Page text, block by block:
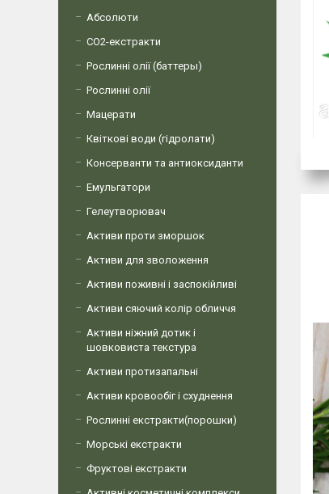
Абсолюти
СО2-екстракти
Рослинні олії (баттеры)
Рослинні олії
Мацерати
Квіткові води (гідролати)
Консерванти та антиоксиданти
Емульгатори
Гелеутворювач
Активи проти зморшок
Активи для зволоження
Активи поживні і заспокійливі
Активи сяючий колір обличчя
Активи ніжний дотик і
шовковиста текстура
Активи протизапальні
Активи кровообіг і схуднення
Рослинні екстракти(порошки)
Морські екстракти
Фруктові екстракти